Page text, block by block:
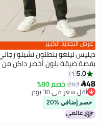
عرض التجديد الكبير
دينيس لينغو بنطلون تشينو
بقصة ضيقة بلون أخضر داكن من
القطن الخالص
5.0
1
48
243 خصم 80%
أقل سعر في 30 يوم
أقل سعر في 30 يوم
خصم إضافي %20